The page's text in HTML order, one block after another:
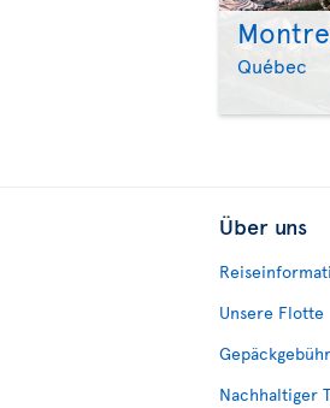
Québec
Über uns
Unsere Flotte
Nachhaltiger